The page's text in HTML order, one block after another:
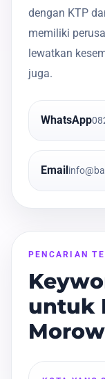
dengan KTP
memiliki
lewatkan
juga.
WhatsApp
Email
PENCARIAN
untuk